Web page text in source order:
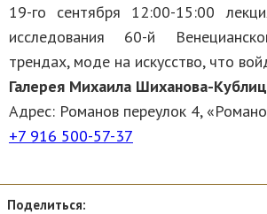
19-го сентября 12:00-15:00
исследования 60-й
трендах, моде на искусство, что
Галерея Михаила Шиханова-
Адрес: Романов переулок 4,
+7 916 500-57-37
Поделиться: